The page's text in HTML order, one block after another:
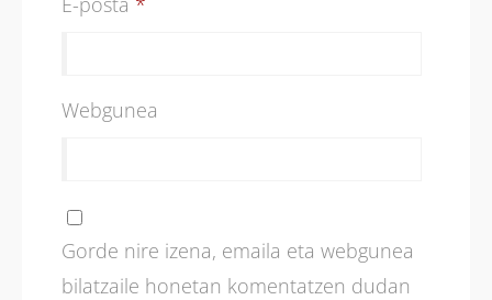
Webgunea
Gorde nire izena, emaila eta webgunea
bilatzaile honetan komentatzen dudan